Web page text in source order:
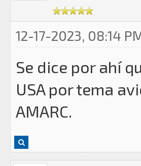
12-17-2023, 08:14
Se dice por ahí
USA por tema
AMARC.